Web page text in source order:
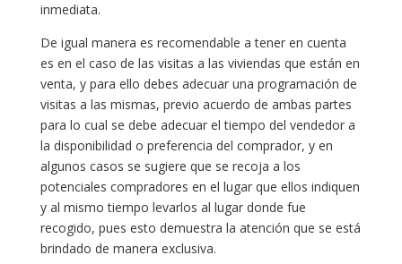
inmediata.
De igual manera es recomendable a tener en cuenta
es en el caso de las visitas a las viviendas que están en
venta, y para ello debes adecuar una programación de
visitas a las mismas, previo acuerdo de ambas partes
para lo cual se debe adecuar el tiempo del vendedor a
la disponibilidad o preferencia del comprador, y en
algunos casos se sugiere que se recoja a los
potenciales compradores en el lugar que ellos indiquen
y al mismo tiempo levarlos al lugar donde fue
recogido, pues esto demuestra la atención que se está
brindado de manera exclusiva.